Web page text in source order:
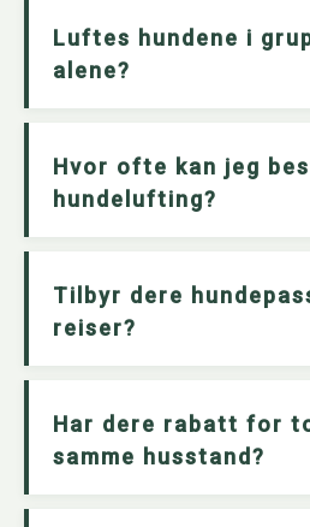
Luftes hundene i
alene?
Hvor ofte kan jeg
hundelufting?
Tilbyr dere
reiser?
Har dere rabatt for
samme husstand?